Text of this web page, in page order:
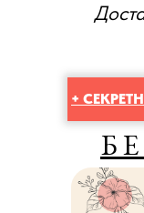
+
комп